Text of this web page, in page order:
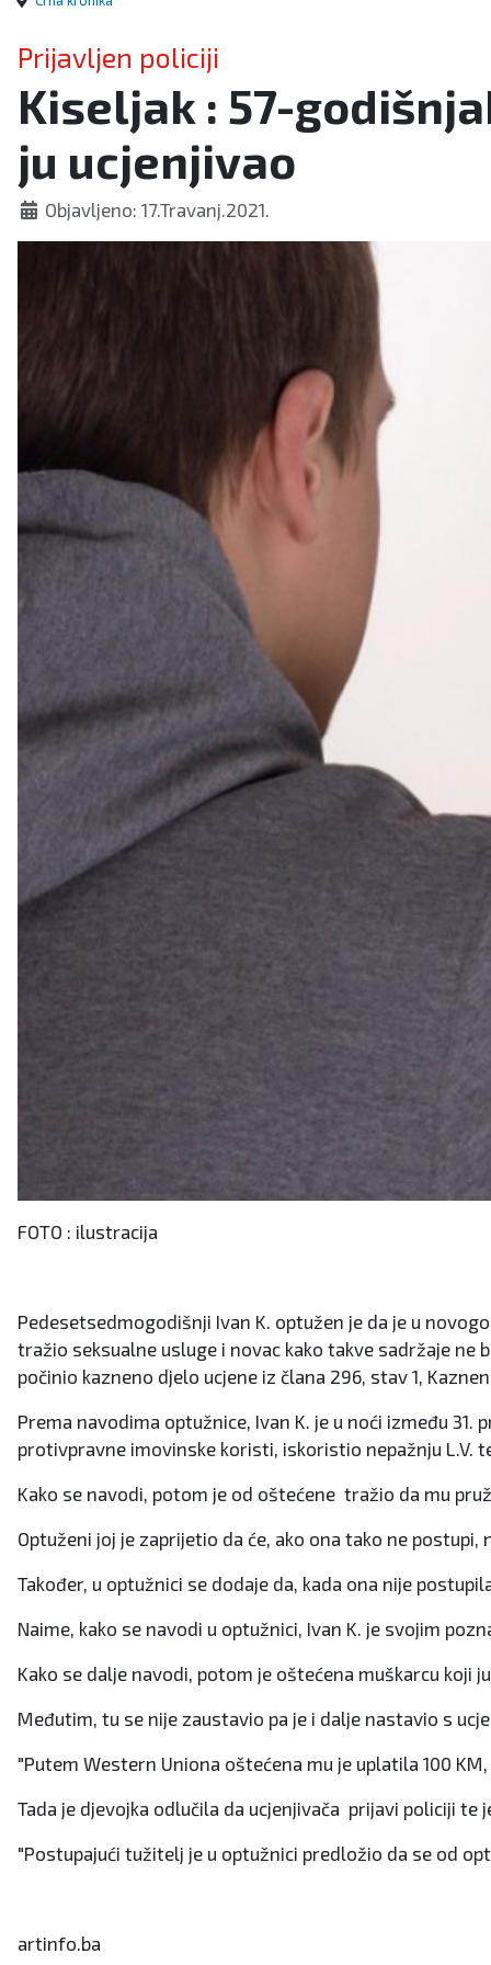
Prijavljen policiji
Kiseljak : 57-
ju ucjenjivao
Objavljeno: 17.Travanj.2021.
FOTO : ilustracija
Pedesetsedmogodišnji Ivan K. optužen je da je u
tražio seksualne usluge i novac kako takve sadržaje ne
počinio kazneno djelo ucjene iz člana 296, stav 1,
Prema navodima optužnice, Ivan K. je u noći između
protivpravne imovinske koristi, iskoristio nepažnju L.V.
Kako se navodi, potom je od oštećene tražio da mu
Optuženi joj je zaprijetio da će, ako ona tako ne
Također, u optužnici se dodaje da, kada ona nije
Naime, kako se navodi u optužnici, Ivan K. je svojim
Kako se dalje navodi, potom je oštećena muškarcu koji
Međutim, tu se nije zaustavio pa je i dalje nastavio s
"Putem Western Uniona oštećena mu je uplatila 100
Tada je djevojka odlučila da ucjenjivača prijavi policiji te
"Postupajući tužitelj je u optužnici predložio da se od
artinfo.ba